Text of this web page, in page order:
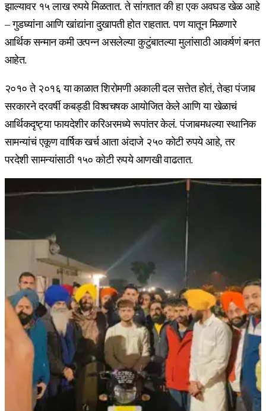
झाल्यावर १५ लाख रुपये मिळतात. ते सांगतात की हा एक अवघड खेळ आहे
– गुडघ्यांना आणि खांद्यांना दुखापती होत राहतात. पण यातून मिळणारे
आर्थिक सन्मान कमी उत्पन्न असलेल्या कुटुंबातल्या मुलांसाठी आकर्षणं बनत
आहेत.
२०१० ते २०१६ या काळात शिरोमणी अकाली दल सत्तेत होतं, तेव्हा पंजाब
सरकारने दरवर्षी कबड्डी विश्वचषक आयोजित केले आणि या खेळाचं
आर्थिकदृष्ट्या फायदेशीर करिअरमध्ये रूपांतर केलं. पंजाबमधल्या स्थानिक
सामन्यांचं एकूण वार्षिक खर्च आता अंदाजे २५० कोटी रुपये आहे, तर
परदेशी सामन्यांसाठी १५० कोटी रुपये आणखी वाढतात.